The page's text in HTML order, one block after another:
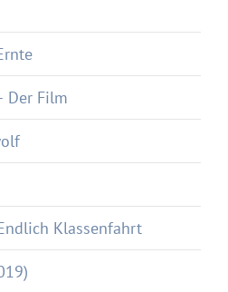
Der Film
Klassenfahrt